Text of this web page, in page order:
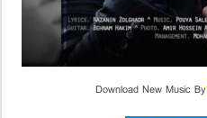
Download New Music By